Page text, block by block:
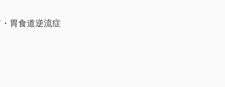
胃食道逆流症